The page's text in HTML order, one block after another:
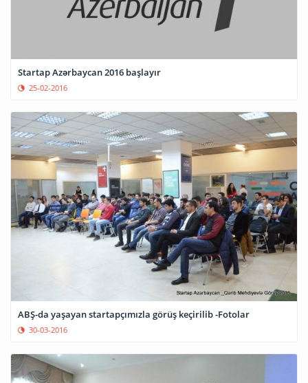
Startap Azərbaycan 2016 başlayır
25-02-2016
ABŞ-da yaşayan startapçımızla görüş keçirilib -Fotolar
30-03-2016